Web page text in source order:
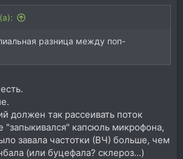
разница между поп-
должен так рассеивать поток
"запыкивался" капсюль микрофона,
завала частотки (ВЧ) больше, чем
(или буцефала? склероз...)